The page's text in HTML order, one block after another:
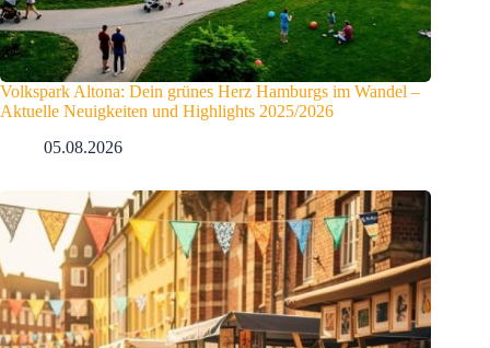
Volkspark Altona: Dein grünes Herz Hamburgs im Wandel –
Aktuelle Neuigkeiten und Highlights 2025/2026
05.08.2026